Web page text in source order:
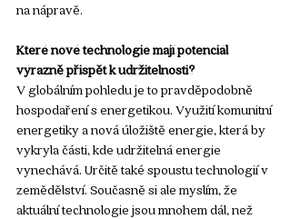
na nápravě.
Které nové technologie mají potenciál
výrazně přispět k udržitelnosti?
V globálním pohledu je to pravděpodobně
hospodaření s energetikou. Využití komunitní
energetiky a nová úložiště energie, která by
vykryla části, kde udržitelná energie
vynechává. Určitě také spoustu technologií v
zemědělství. Současně si ale myslím, že
aktuální technologie jsou mnohem dál, než